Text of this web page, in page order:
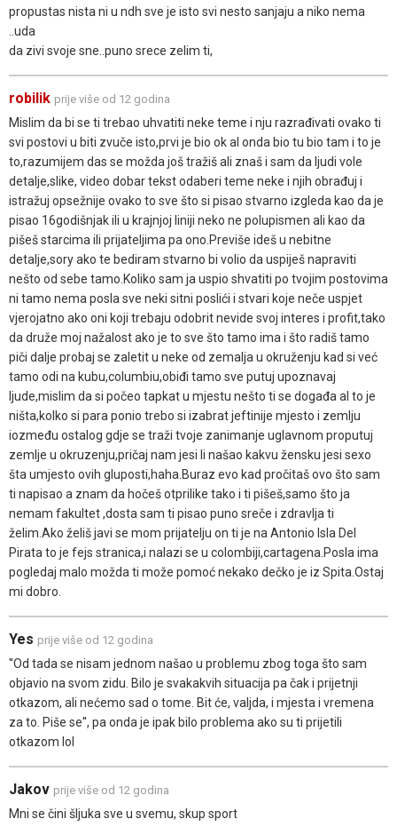
propustas nista ni u ndh sve je isto svi nesto sanjaju a niko nema
..uda
da zivi svoje sne..puno srece zelim ti,
robilik prije više od 12 godina
Mislim da bi se ti trebao uhvatiti neke teme i nju razrađivati ovako ti
svi postovi u biti zvuče isto,prvi je bio ok al onda bio tu bio tam i to je
to,razumijem das se možda još tražiš ali znaš i sam da ljudi vole
detalje,slike, video dobar tekst odaberi teme neke i njih obrađuj i
istražuj opsežnije ovako to sve što si pisao stvarno izgleda kao da je
pisao 16godišnjak ili u krajnjoj liniji neko ne polupismen ali kao da
pišeš starcima ili prijateljima pa ono.Previše ideš u nebitne
detalje,sory ako te bediram stvarno bi volio da uspiješ napraviti
nešto od sebe tamo.Koliko sam ja uspio shvatiti po tvojim postovima
ni tamo nema posla sve neki sitni poslići i stvari koje neče uspjet
vjerojatno ako oni koji trebaju odobrit nevide svoj interes i profit,tako
da druže moj nažalost ako je to sve što tamo ima i što radiš tamo
piči dalje probaj se zaletit u neke od zemalja u okruženju kad si već
tamo odi na kubu,columbiu,obiđi tamo sve putuj upoznavaj
ljude,mislim da si počeo tapkat u mjestu nešto ti se događa al to je
ništa,kolko si para ponio trebo si izabrat jeftinije mjesto i zemlju
iozmeđu ostalog gdje se traži tvoje zanimanje uglavnom proputuj
zemlje u okruzenju,pričaj nam jesi li našao kakvu žensku jesi sexo
šta umjesto ovih gluposti,haha.Buraz evo kad pročitaš ovo što sam
ti napisao a znam da hočeš otprilike tako i ti pišeš,samo što ja
nemam fakultet ,dosta sam ti pisao puno sreče i zdravlja ti
želim.Ako želiš javi se mom prijatelju on ti je na Antonio Isla Del
Pirata to je fejs stranica,i nalazi se u colombiji,cartagena.Posla ima
pogledaj malo možda ti može pomoć nekako dečko je iz Spita.Ostaj
mi dobro.
Yes prije više od 12 godina
''Od tada se nisam jednom našao u problemu zbog toga što sam
objavio na svom zidu. Bilo je svakakvih situacija pa čak i prijetnji
otkazom, ali nećemo sad o tome. Bit će, valjda, i mjesta i vremena
za to. Piše se'', pa onda je ipak bilo problema ako su ti prijetili
otkazom lol
Jakov prije više od 12 godina
Mni se čini šljuka sve u svemu, skup sport